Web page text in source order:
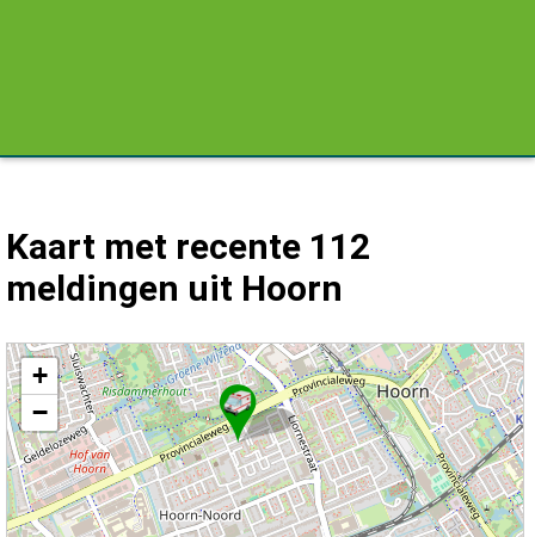
Kaart met recente 112
meldingen uit Hoorn
Kaart Hoorn met de meest recente 112 meldingen.
+
−